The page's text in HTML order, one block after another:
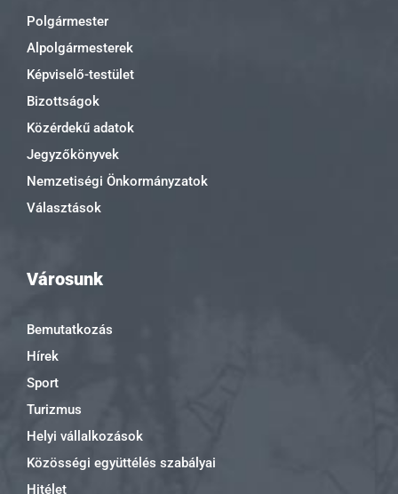
Polgármester
Alpolgármesterek
Képviselő-testület
Bizottságok
Közérdekű adatok
Jegyzőkönyvek
Nemzetiségi Önkormányzatok
Választások
Városunk
Bemutatkozás
Hírek
Sport
Turizmus
Helyi vállalkozások
Közösségi együttélés szabályai
Hitélet